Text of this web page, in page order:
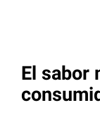
El sabor